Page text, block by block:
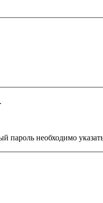
необходимо